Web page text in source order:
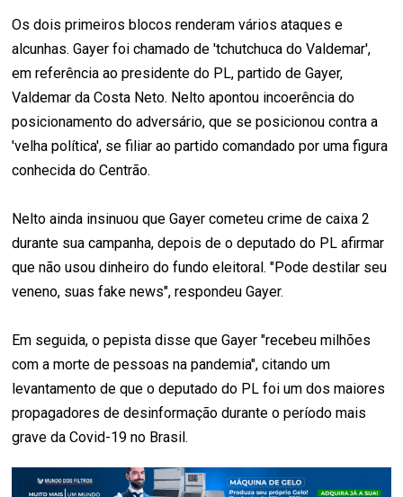
Os dois primeiros blocos renderam vários ataques e
alcunhas. Gayer foi chamado de 'tchutchuca do Valdemar',
em referência ao presidente do PL, partido de Gayer,
Valdemar da Costa Neto. Nelto apontou incoerência do
posicionamento do adversário, que se posicionou contra a
'velha política', se filiar ao partido comandado por uma figura
conhecida do Centrão.
Nelto ainda insinuou que Gayer cometeu crime de caixa 2
durante sua campanha, depois de o deputado do PL afirmar
que não usou dinheiro do fundo eleitoral. "Pode destilar seu
veneno, suas fake news", respondeu Gayer.
Em seguida, o pepista disse que Gayer "recebeu milhões
com a morte de pessoas na pandemia", citando um
levantamento de que o deputado do PL foi um dos maiores
propagadores de desinformação durante o período mais
grave da Covid-19 no Brasil.